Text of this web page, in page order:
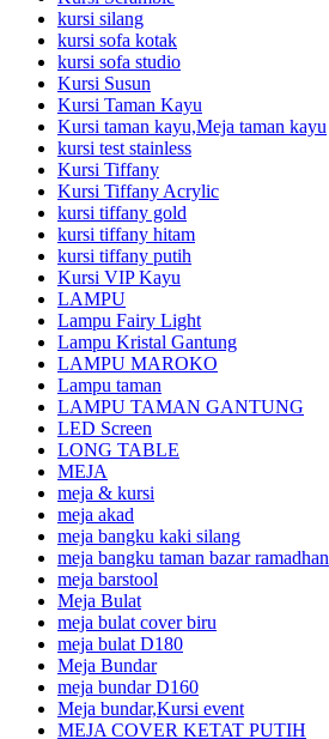
kursi silang
kursi sofa kotak
kursi sofa studio
Kursi Susun
Kursi Taman Kayu
Kursi taman kayu,Meja taman kayu
kursi test stainless
Kursi Tiffany
Kursi Tiffany Acrylic
kursi tiffany gold
kursi tiffany hitam
kursi tiffany putih
Kursi VIP Kayu
LAMPU
Lampu Fairy Light
Lampu Kristal Gantung
LAMPU MAROKO
Lampu taman
LAMPU TAMAN GANTUNG
LED Screen
LONG TABLE
MEJA
meja & kursi
meja akad
meja bangku kaki silang
meja bangku taman bazar ramadhan
meja barstool
Meja Bulat
meja bulat cover biru
meja bulat D180
Meja Bundar
meja bundar D160
Meja bundar,Kursi event
MEJA COVER KETAT PUTIH